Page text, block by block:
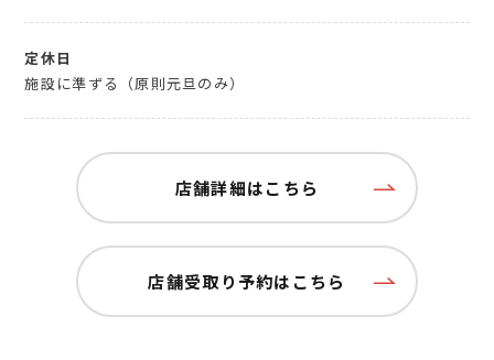
定休日
施設に準ずる（原則元旦のみ）
店舗詳細はこちら
店舗受取り予約はこちら